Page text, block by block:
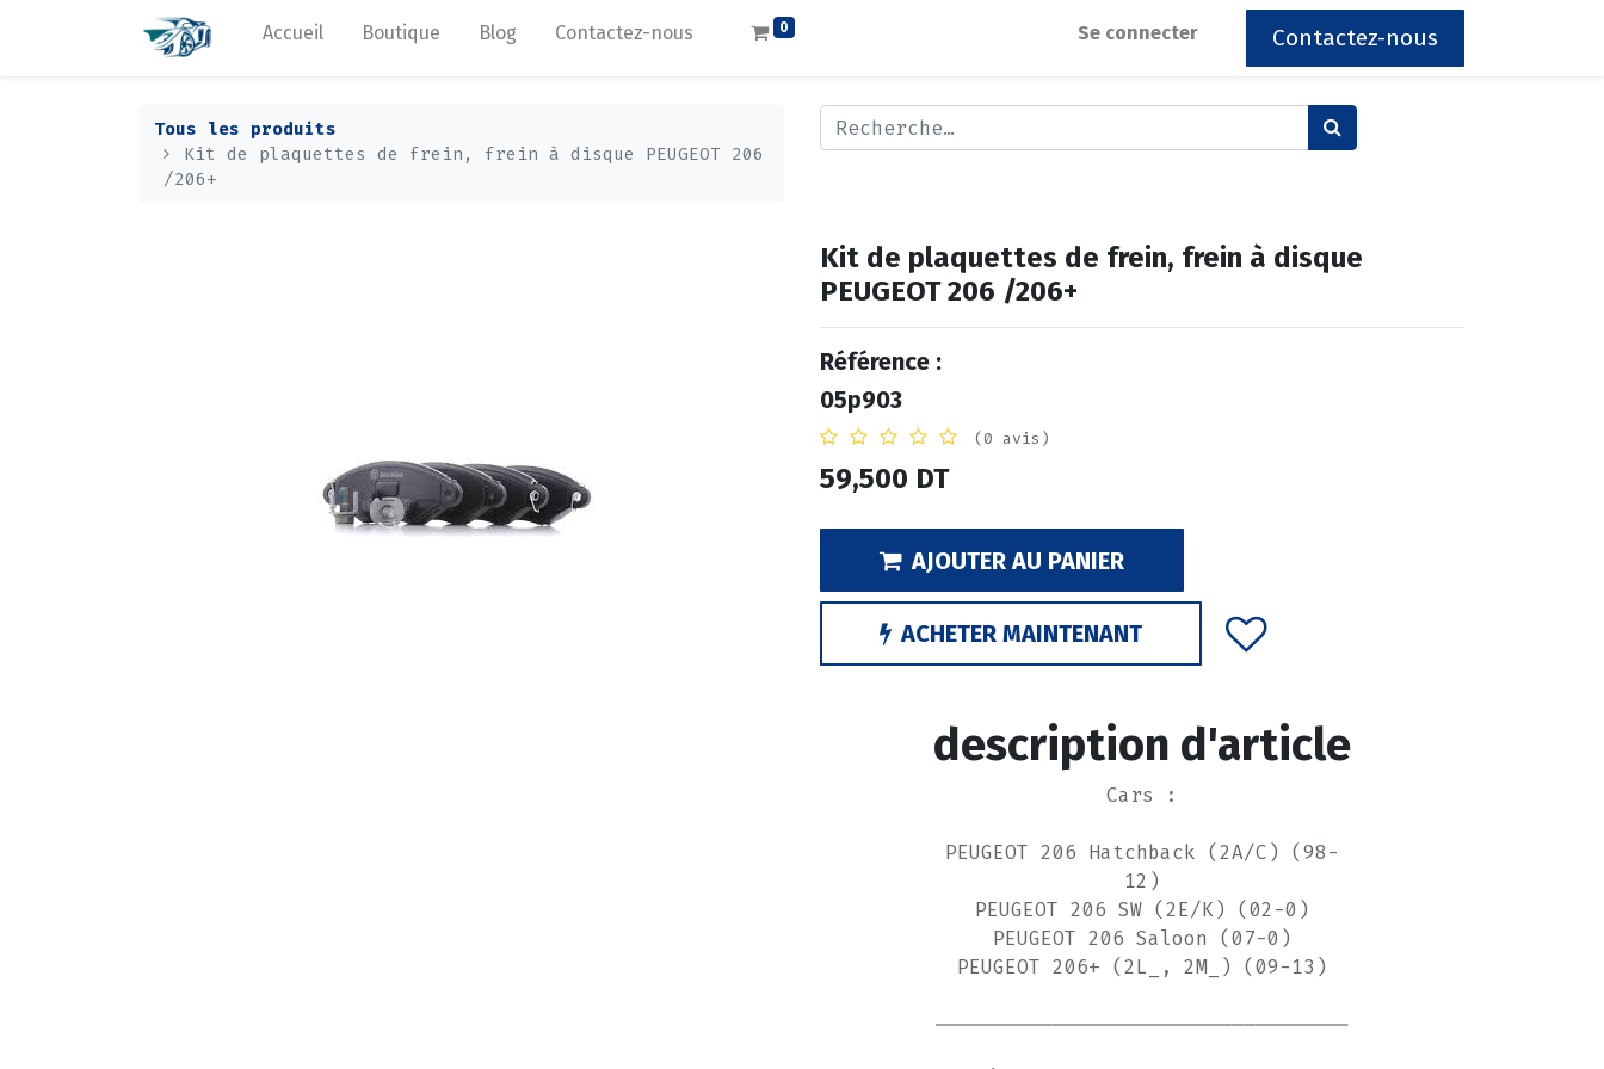
Accueil Boutique Blog Contactez-nous 0 Se connecter Contactez-nous
Tous les produits
Kit de plaquettes de frein, frein à disque PEUGEOT 206
/206+
Kit de plaquettes de frein, frein à disque
PEUGEOT 206 /206+
Référence :
05p903
(0 avis)
59,500 DT
AJOUTER AU PANIER
ACHETER MAINTENANT
description d'article
Cars :
PEUGEOT 206 Hatchback (2A/C) (98-
12)
PEUGEOT 206 SW (2E/K) (02-0)
PEUGEOT 206 Saloon (07-0)
PEUGEOT 206+ (2L_, 2M_) (09-13)
-----------------------------------